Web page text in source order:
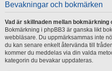
Bevakningar och bokmärken
Vad är skillnaden mellan bokmärkning
Bokmärkning i phpBB3 är ganska likt
webbläsare. Du uppmärksammas inte
du kan senare enkelt återvända till
kommer du meddelas via din valda
kategorin du bevakar uppdateras.